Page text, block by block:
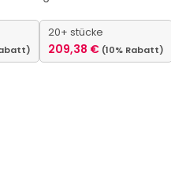
20+ stücke
209,38 € (10% Rabatt)